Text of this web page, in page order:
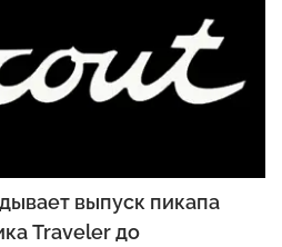
выпуск пикапа
Traveler до